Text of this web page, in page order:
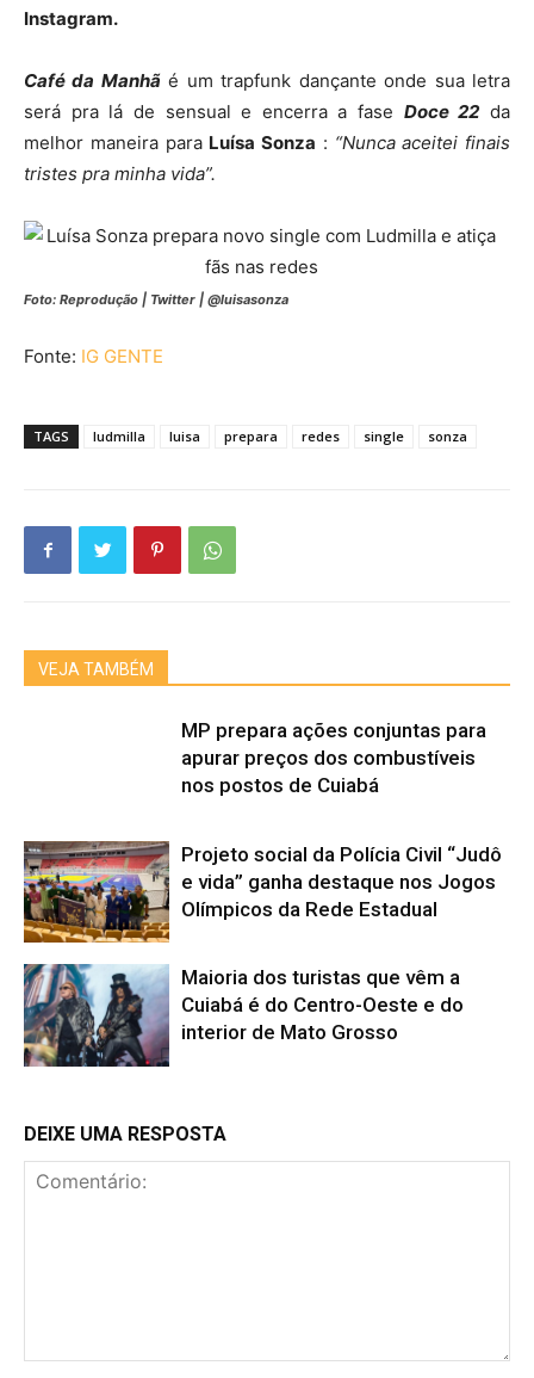
Instagram.
Café da Manhã é um trapfunk dançante onde sua letra
será pra lá de sensual e encerra a fase Doce 22 da
melhor maneira para Luísa Sonza : “Nunca aceitei finais
tristes pra minha vida”.
Foto: Reprodução | Twitter | @luisasonza
Fonte: IG GENTE
TAGS ludmilla luisa prepara redes single sonza
VEJA TAMBÉM
MP prepara ações conjuntas para
apurar preços dos combustíveis
nos postos de Cuiabá
Projeto social da Polícia Civil “Judô
e vida” ganha destaque nos Jogos
Olímpicos da Rede Estadual
Maioria dos turistas que vêm a
Cuiabá é do Centro-Oeste e do
interior de Mato Grosso
DEIXE UMA RESPOSTA